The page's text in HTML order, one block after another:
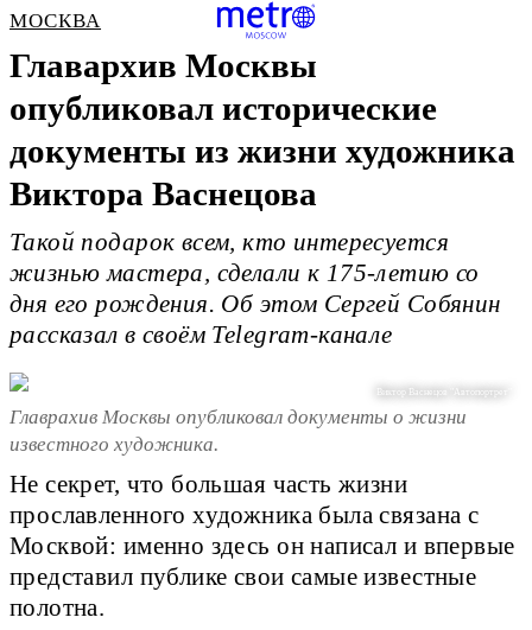
МОСКВА
Главархив Москвы
опубликовал исторические
документы из жизни художника
Виктора Васнецова
Такой подарок всем, кто интересуется
жизнью мастера, сделали к 175-летию со
дня его рождения. Об этом Сергей Собянин
рассказал в своём Telegram-канале
Виктор Васнецов "Автопортрет"
Главрахив Москвы опубликовал документы о жизни
известного художника.
Не секрет, что большая часть жизни
прославленного художника была связана с
Москвой: именно здесь он написал и впервые
представил публике свои самые известные
полотна.